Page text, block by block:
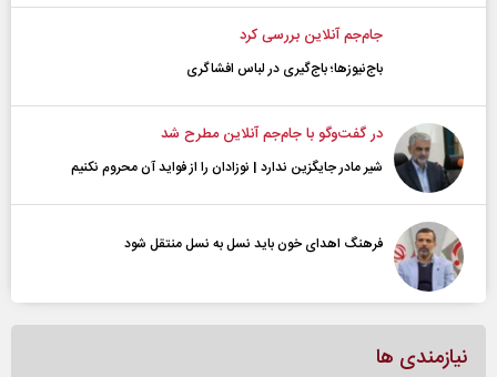
جام‌جم آنلاین بررسی کرد
باج‌نیوزها؛ باج‌گیری در لباس افشاگری
در گفت‌و‌گو با جام‌جم آنلاین مطرح شد
شیر مادر جایگزین ندارد | نوزادان را از فواید آن محروم نکنیم
فرهنگ اهدای خون باید نسل به نسل منتقل شود
نیازمندی ها